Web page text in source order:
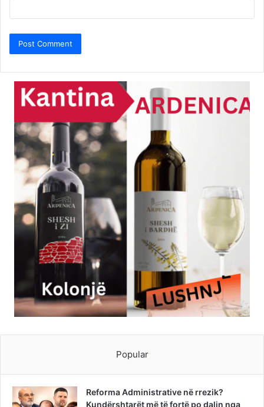
Popular
Reforma Administrative në rrezik?
Kundërshtarët më të fortë po dalin nga